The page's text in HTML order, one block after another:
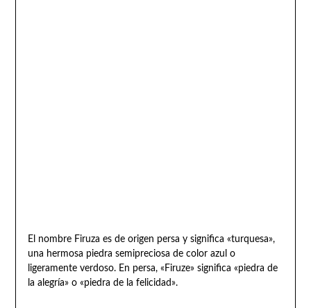
El nombre Firuza es de origen persa y significa «turquesa»,
una hermosa piedra semipreciosa de color azul o
ligeramente verdoso. En persa, «Firuze» significa «piedra de
la alegría» o «piedra de la felicidad».